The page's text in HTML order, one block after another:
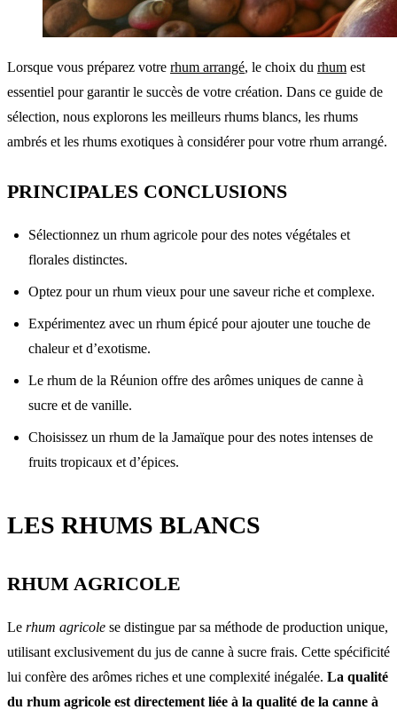
Lorsque vous préparez votre rhum arrangé, le choix du rhum est
essentiel pour garantir le succès de votre création. Dans ce guide de
sélection, nous explorons les meilleurs rhums blancs, les rhums
ambrés et les rhums exotiques à considérer pour votre rhum arrangé.
PRINCIPALES CONCLUSIONS
Sélectionnez un rhum agricole pour des notes végétales et
florales distinctes.
Optez pour un rhum vieux pour une saveur riche et complexe.
Expérimentez avec un rhum épicé pour ajouter une touche de
chaleur et d’exotisme.
Le rhum de la Réunion offre des arômes uniques de canne à
sucre et de vanille.
Choisissez un rhum de la Jamaïque pour des notes intenses de
fruits tropicaux et d’épices.
LES RHUMS BLANCS
RHUM AGRICOLE
Le rhum agricole se distingue par sa méthode de production unique,
utilisant exclusivement du jus de canne à sucre frais. Cette spécificité
lui confère des arômes riches et une complexité inégalée. La qualité
du rhum agricole est directement liée à la qualité de la canne à